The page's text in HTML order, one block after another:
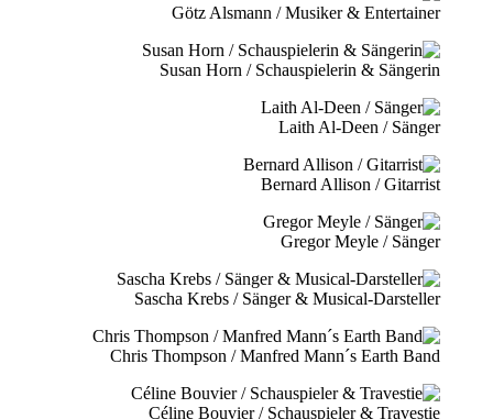
Götz Alsmann / Musiker & Entertainer
Susan Horn / Schauspielerin & Sängerin
Laith Al-Deen / Sänger
Bernard Allison / Gitarrist
Gregor Meyle / Sänger
Sascha Krebs / Sänger & Musical-Darsteller
Chris Thompson / Manfred Mann´s Earth Band
Céline Bouvier / Schauspieler & Travestie